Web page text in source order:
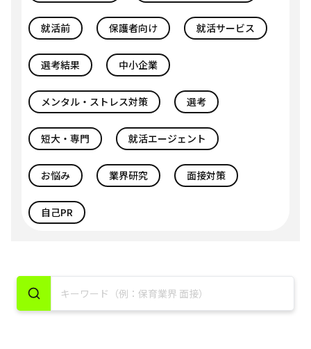
就活前 保護者向け 就活サービス
選考結果 中小企業
メンタル・ストレス対策 選考
短大・専門 就活エージェント
お悩み 業界研究 面接対策
自己PR